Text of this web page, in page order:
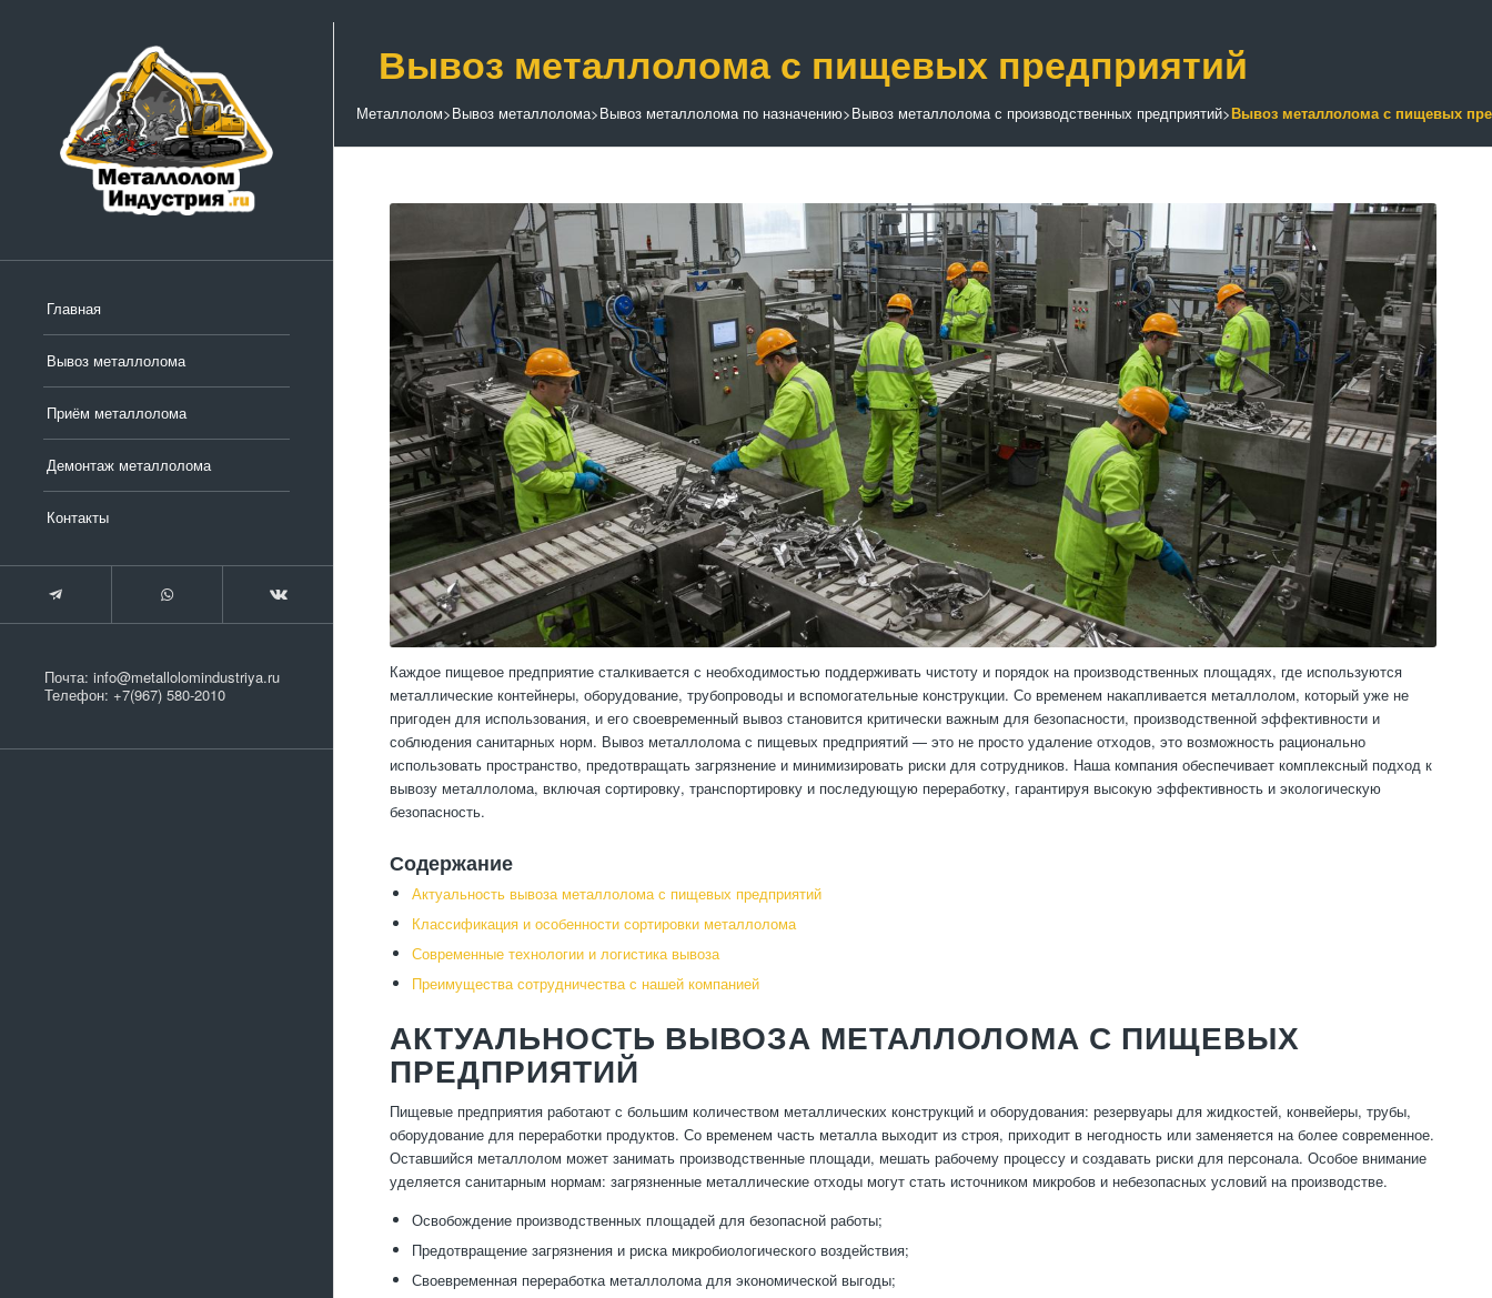
Главная
Вывоз металлолома
Приём металлолома
Демонтаж металлолома
Контакты
Почта: info@metallolomindustriya.ru
Телефон: +7(967) 580-2010
Вывоз металлолома с пищевых предприятий
Металлолом>Вывоз металлолома>Вывоз металлолома по назначению>Вывоз металлолома с производственных предприятий>Вывоз металлолома с пищевых
Каждое пищевое предприятие сталкивается с необходимостью поддерживать чистоту и порядок на производственных площадях, где используются
металлические контейнеры, оборудование, трубопроводы и вспомогательные конструкции. Со временем накапливается металлолом, который уже не
пригоден для использования, и его своевременный вывоз становится критически важным для безопасности, производственной эффективности и
соблюдения санитарных норм. Вывоз металлолома с пищевых предприятий — это не просто удаление отходов, это возможность рационально
использовать пространство, предотвращать загрязнение и минимизировать риски для сотрудников. Наша компания обеспечивает комплексный подход к
вывозу металлолома, включая сортировку, транспортировку и последующую переработку, гарантируя высокую эффективность и экологическую
безопасность.
Содержание
Актуальность вывоза металлолома с пищевых предприятий
Классификация и особенности сортировки металлолома
Современные технологии и логистика вывоза
Преимущества сотрудничества с нашей компанией
АКТУАЛЬНОСТЬ ВЫВОЗА МЕТАЛЛОЛОМА С ПИЩЕВЫХ
ПРЕДПРИЯТИЙ
Пищевые предприятия работают с большим количеством металлических конструкций и оборудования: резервуары для жидкостей, конвейеры, трубы,
оборудование для переработки продуктов. Со временем часть металла выходит из строя, приходит в негодность или заменяется на более современное.
Оставшийся металлолом может занимать производственные площади, мешать рабочему процессу и создавать риски для персонала. Особое внимание
уделяется санитарным нормам: загрязненные металлические отходы могут стать источником микробов и небезопасных условий на производстве.
Освобождение производственных площадей для безопасной работы;
Предотвращение загрязнения и риска микробиологического воздействия;
Своевременная переработка металлолома для экономической выгоды;